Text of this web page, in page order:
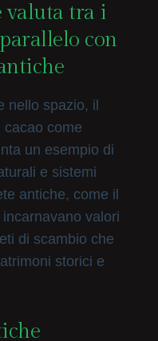
valuta tra i
con
nello spazio, il
come
un esempio di
e sistemi
antiche, come il
valori
di scambio che
storici e